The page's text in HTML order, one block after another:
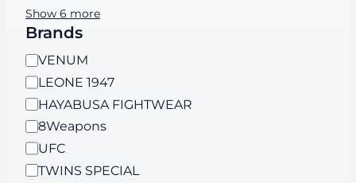
Show 6 more
Brands
B
r
a
n
d
s
VENUM
LEONE 1947
HAYABUSA FIGHTWEAR
8Weapons
UFC
TWINS SPECIAL